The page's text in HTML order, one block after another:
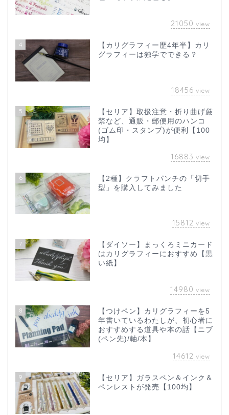
21050 view
4
【カリグラフィー歴4年半】カリ
グラフィーは独学でできる？
18456 view
5
【セリア】取扱注意・折り曲げ厳
禁など、通販・郵便用のハンコ
(ゴム印・スタンプ)が便利【100
均】
16883 view
6
【2種】クラフトパンチの「切手
型」を購入してみました
15812 view
7
【ダイソー】まっくろミニカード
はカリグラフィーにおすすめ【黒
い紙】
14980 view
8
【つけペン】カリグラフィーを5
年書いているわたしが、初心者に
おすすめする道具や本の話【ニブ
(ペン先)/軸/本】
14612 view
9
【セリア】ガラスペン＆インク＆
ペンレストが発売【100均】